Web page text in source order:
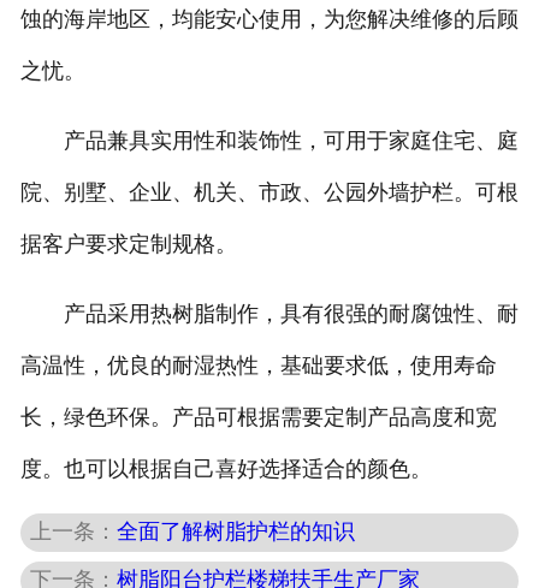
蚀的海岸地区，均能安心使用，为您解决维修的后顾
之忧。
产品兼具实用性和装饰性，可用于家庭住宅、庭
院、别墅、企业、机关、市政、公园外墙护栏。可根
据客户要求定制规格。
产品采用热树脂制作，具有很强的耐腐蚀性、耐
高温性，优良的耐湿热性，基础要求低，使用寿命
长，绿色环保。产品可根据需要定制产品高度和宽
度。也可以根据自己喜好选择适合的颜色。
上一条：全面了解树脂护栏的知识
下一条：树脂阳台护栏楼梯扶手生产厂家